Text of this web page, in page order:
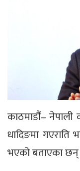
काठमाडौं–
धादिङमा
भएको बताएका छन्